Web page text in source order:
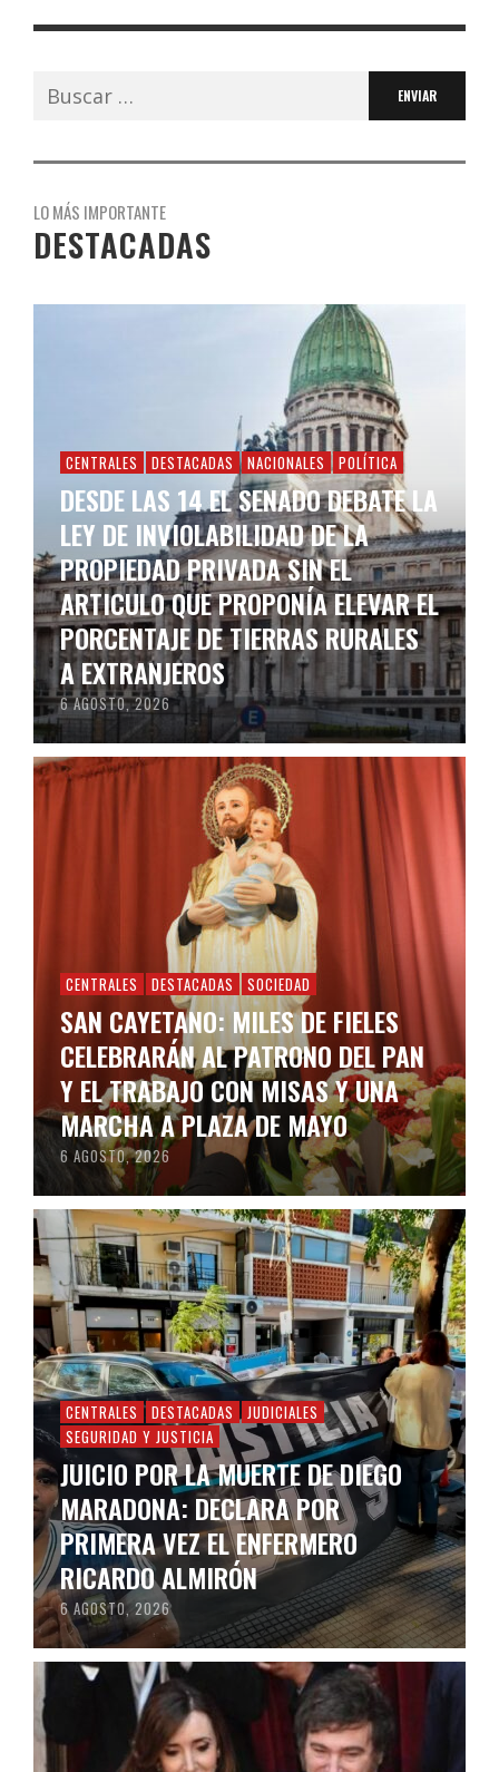
Buscar:
LO MÁS IMPORTANTE
DESTACADAS
CENTRALES DESTACADAS NACIONALES POLÍTICA
DESDE LAS 14 EL SENADO DEBATE LA
LEY DE INVIOLABILIDAD DE LA
PROPIEDAD PRIVADA SIN EL
ARTICULO QUE PROPONÍA ELEVAR EL
PORCENTAJE DE TIERRAS RURALES
A EXTRANJEROS
6 AGOSTO, 2026
CENTRALES DESTACADAS SOCIEDAD
SAN CAYETANO: MILES DE FIELES
CELEBRARÁN AL PATRONO DEL PAN
Y EL TRABAJO CON MISAS Y UNA
MARCHA A PLAZA DE MAYO
6 AGOSTO, 2026
CENTRALES DESTACADAS
JUDICIALES
SEGURIDAD Y JUSTICIA
JUICIO POR LA MUERTE DE DIEGO
MARADONA: DECLARA POR
PRIMERA VEZ EL ENFERMERO
RICARDO ALMIRÓN
6 AGOSTO, 2026